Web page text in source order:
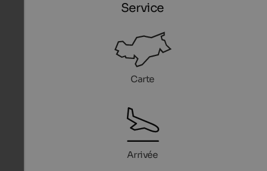
Service
Carte
Arrivée